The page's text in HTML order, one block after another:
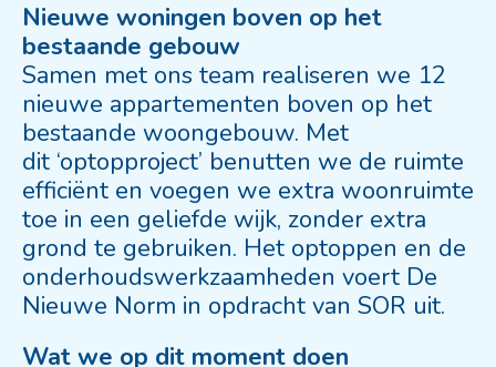
Nieuwe woningen boven op het
bestaande gebouw
Samen met ons team realiseren we 12
nieuwe appartementen boven op het
bestaande woongebouw. Met
dit ‘optopproject’ benutten we de ruimte
efficiënt en voegen we extra woonruimte
toe in een geliefde wijk, zonder extra
grond te gebruiken. Het optoppen en de
onderhoudswerkzaamheden voert De
Nieuwe Norm in opdracht van SOR uit.
Wat we op dit moment doen